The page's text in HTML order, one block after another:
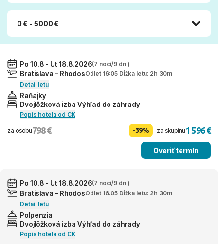
0 € - 5000 €
Po 10.8 - Ut 18.8.2026(7 nocí/9 dní)
Bratislava - RhodosOdlet 16:05 Dĺžka letu: 2h 30m
Detail letu
Raňajky
Dvojlôžková izba Výhľad do záhrady
Popis hotela od CK
za osobu798 € -39% za skupinu1 596 €
Overiť termín
Po 10.8 - Ut 18.8.2026(7 nocí/9 dní)
Bratislava - RhodosOdlet 16:05 Dĺžka letu: 2h 30m
Detail letu
Polpenzia
Dvojlôžková izba Výhľad do záhrady
Popis hotela od CK